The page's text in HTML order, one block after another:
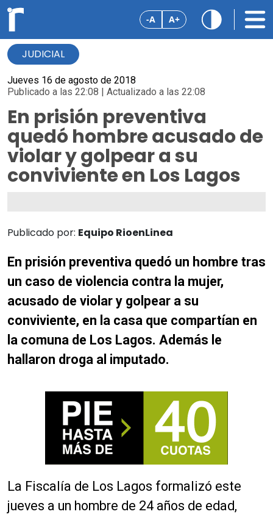
-A A+
JUDICIAL
Jueves 16 de agosto de 2018
Publicado a las 22:08 | Actualizado a las 22:08
En prisión preventiva
quedó hombre acusado de
violar y golpear a su
conviviente en Los Lagos
Publicado por: Equipo RioenLinea
En prisión preventiva quedó un hombre tras
un caso de violencia contra la mujer,
acusado de violar y golpear a su
conviviente, en la casa que compartían en
la comuna de Los Lagos. Además le
hallaron droga al imputado.
La Fiscalía de Los Lagos formalizó este
jueves a un hombre de 24 años de edad,